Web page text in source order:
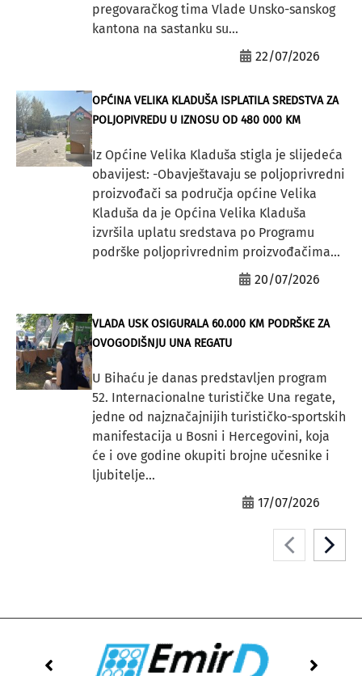
pregovaračkog tima Vlade Unsko-sanskog
kantona na sastanku su...
22/07/2026
OPĆINA VELIKA KLADUŠA ISPLATILA SREDSTVA ZA
POLJOPIVREDU U IZNOSU OD 480 000 KM
Iz Općine Velika Kladuša stigla je slijedeća
obavijest: -Obavještavaju se poljoprivredni
proizvođači sa područja općine Velika
Kladuša da je Općina Velika Kladuša
izvršila uplatu sredstava po Programu
podrške poljoprivrednim proizvođačima...
20/07/2026
VLADA USK OSIGURALA 60.000 KM PODRŠKE ZA
OVOGODIŠNJU UNA REGATU
U Bihaću je danas predstavljen program
52. Internacionalne turističke Una regate,
jedne od najznačajnijih turističko-sportskih
manifestacija u Bosni i Hercegovini, koja
će i ove godine okupiti brojne učesnike i
ljubitelje...
17/07/2026